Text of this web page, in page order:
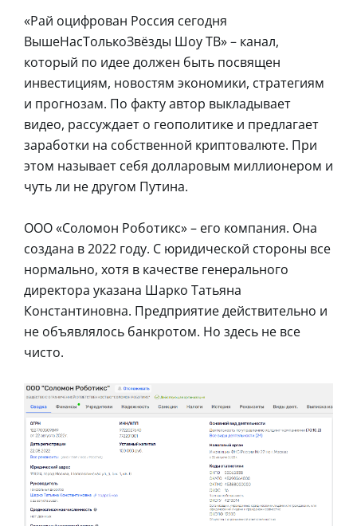
«Рай оцифрован Россия сегодня
ВышеНасТолькоЗвёзды Шоу ТВ» – канал,
который по идее должен быть посвящен
инвестициям, новостям экономики, стратегиям
и прогнозам. По факту автор выкладывает
видео, рассуждает о геополитике и предлагает
заработки на собственной криптовалюте. При
этом называет себя долларовым миллионером и
чуть ли не другом Путина.
ООО «Соломон Роботикс» – его компания. Она
создана в 2022 году. С юридической стороны все
нормально, хотя в качестве генерального
директора указана Шарко Татьяна
Константиновна. Предприятие действительно и
не объявлялось банкротом. Но здесь не все
чисто.